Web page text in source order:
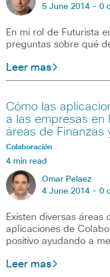
5 June 2014 - 0
En mi rol de Futurista
preguntas sobre qué
Leer mas
Cómo las
a las empresas en
áreas de Finanzas
Colaboración
4 min read
Omar Pelaez
4 June 2014 - 0
Existen diversas
aplicaciones de
positivo ayudando a
Leer mas